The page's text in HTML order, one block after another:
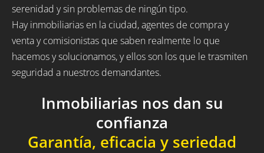
serenidad y sin problemas de ningún tipo.
Hay inmobiliarias en la ciudad, agentes de compra y
venta y comisionistas que saben realmente lo que
hacemos y solucionamos, y ellos son los que le trasmiten
seguridad a nuestros demandantes.
Inmobiliarias nos dan su
confianza
Garantía, eficacia y seriedad